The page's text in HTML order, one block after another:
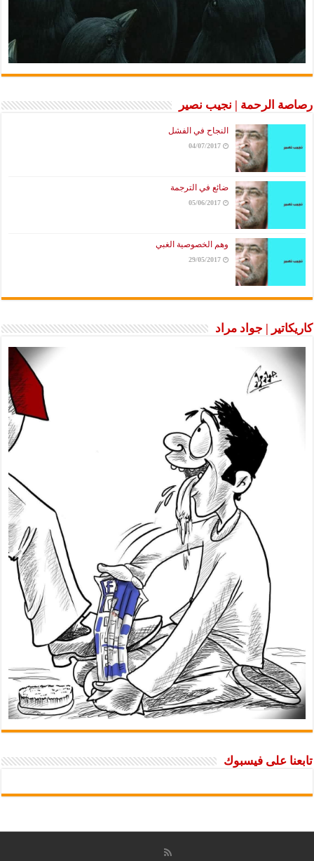
رصاصة الرحمة | نجيب نصير
النجاح في الفشل
04/07/2017
ضائع في الترجمة
05/06/2017
وهم الخصوصية الغبي
29/05/2017
كاريكاتير | جواد مراد
تابعنا على فيسبوك